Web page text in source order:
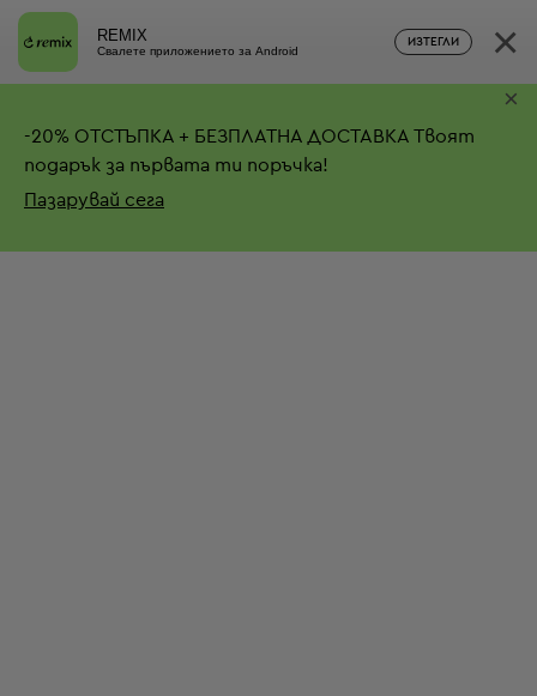
REMIX
Свалете приложението за Android
ИЗТЕГЛИ ×
-20% ОТСТЪПКА + БЕЗПЛАТНА ДОСТАВКА Твоят
подарък за първата ти поръчка!
Пазарувай сега
×